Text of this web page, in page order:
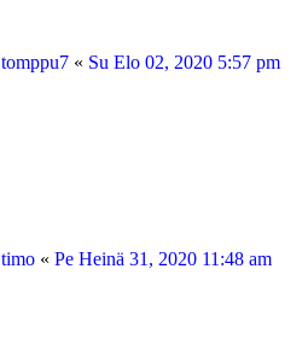
tomppu7 « Su Elo 02, 2020 5:57 pm
timo « Pe Heinä 31, 2020 11:48 am